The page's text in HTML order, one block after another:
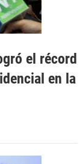
el récord
en la